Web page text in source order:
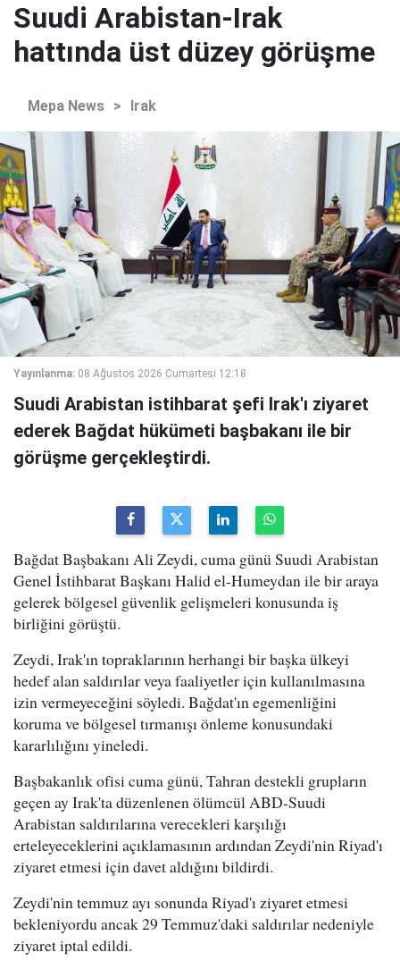
Suudi Arabistan-Irak
hattında üst düzey görüşme
Mepa News > Irak
Yayınlanma: 08 Ağustos 2026 Cumartesi 12:18
Suudi Arabistan istihbarat şefi Irak'ı ziyaret
ederek Bağdat hükümeti başbakanı ile bir
görüşme gerçekleştirdi.
Bağdat Başbakanı Ali Zeydi, cuma günü Suudi Arabistan
Genel İstihbarat Başkanı Halid el-Humeydan ile bir araya
gelerek bölgesel güvenlik gelişmeleri konusunda iş
birliğini görüştü.
Zeydi, Irak'ın topraklarının herhangi bir başka ülkeyi
hedef alan saldırılar veya faaliyetler için kullanılmasına
izin vermeyeceğini söyledi. Bağdat'ın egemenliğini
koruma ve bölgesel tırmanışı önleme konusundaki
kararlılığını yineledi.
Başbakanlık ofisi cuma günü, Tahran destekli grupların
geçen ay Irak'ta düzenlenen ölümcül ABD-Suudi
Arabistan saldırılarına verecekleri karşılığı
erteleyeceklerini açıklamasının ardından Zeydi'nin Riyad'ı
ziyaret etmesi için davet aldığını bildirdi.
Zeydi'nin temmuz ayı sonunda Riyad'ı ziyaret etmesi
bekleniyordu ancak 29 Temmuz'daki saldırılar nedeniyle
ziyaret iptal edildi.